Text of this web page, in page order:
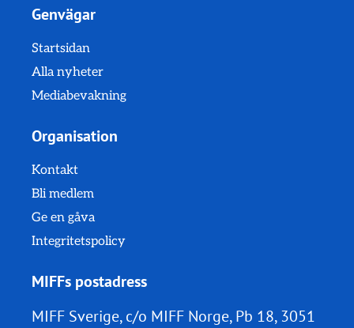
Genvägar
Startsidan
Alla nyheter
Mediabevakning
Organisation
Kontakt
Bli medlem
Ge en gåva
Integritetspolicy
MIFFs postadress
MIFF Sverige, c/o MIFF Norge, Pb 18, 3051